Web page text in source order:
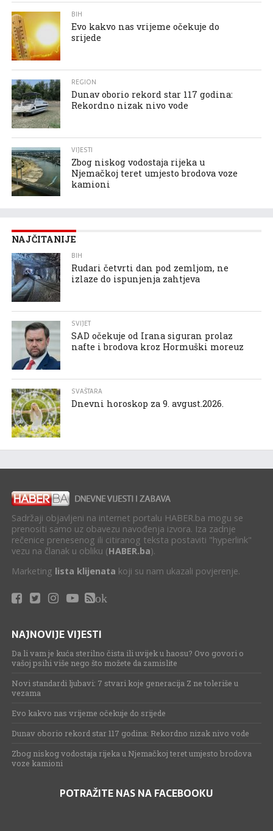
BIH
Evo kakvo nas vrijeme očekuje do
srijede
REGION
Dunav oborio rekord star 117 godina:
Rekordno nizak nivo vode
VIJESTI
Zbog niskog vodostaja rijeka u
Njemačkoj teret umjesto brodova voze
kamioni
NAJČITANIJE
BIH
Rudari četvrti dan pod zemljom, ne
izlaze do ispunjenja zahtjeva
SVIJET
SAD očekuje od Irana siguran prolaz
nafte i brodova kroz Hormuški moreuz
SVAŠTARA
Dnevni horoskop za 9. avgust.2026.
Sadržaji objavljeni na internet portalu HABER.ba mogu se
prenositi samo uz obavezu navođenja izvora. Iza zadnje
rečenice prenesenog ili citiranog teksta postaviti "hyperlink"
vezu na članak u obliku (HABER.ba).
Marketing lista klijenata koji su nam ukazali povjerenje.
ok
NAJNOVIJE VIJESTI
Da li vam je kuća sterilno čista ili uvijek u haosu? Ovo govori o
vašoj psihi više nego što možete da zamislite
Novi standardi ljubavi: 7 stvari koje generacija Z ne toleriše u
vezama
Evo kakvo nas vrijeme očekuje do srijede
Dunav oborio rekord star 117 godina: Rekordno nizak nivo vode
Zbog niskog vodostaja rijeka u Njemačkoj teret umjesto brodova
voze kamioni
POTRAŽITE NAS NA FACEBOOKU